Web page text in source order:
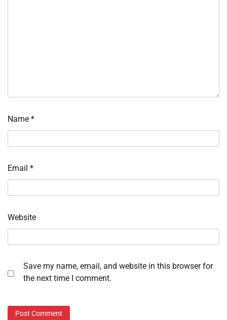
Name *
Email *
Website
Save my name, email, and website in this browser for
the next time I comment.